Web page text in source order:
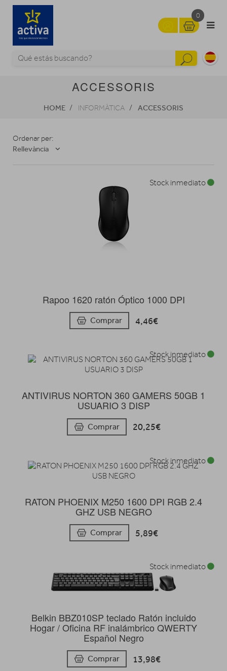
0
ACCESSORIS
HOME INFORMÀTICA ACCESSORIS
Ordenar per:
Rellevància
Rapoo 1620 ratón Óptico 1000 DPI
Comprar 4,46€
Stock inmediato
ANTIVIRUS NORTON 360 GAMERS 50GB 1
USUARIO 3 DISP
Comprar 20,25€
Stock inmediato
RATON PHOENIX M250 1600 DPI RGB 2.4
GHZ USB NEGRO
Comprar 5,89€
Stock inmediato
Belkin BBZ010SP teclado Ratón incluido
Hogar / Oficina RF inalámbrico QWERTY
Español Negro
Comprar 13,98€
Stock inmediato